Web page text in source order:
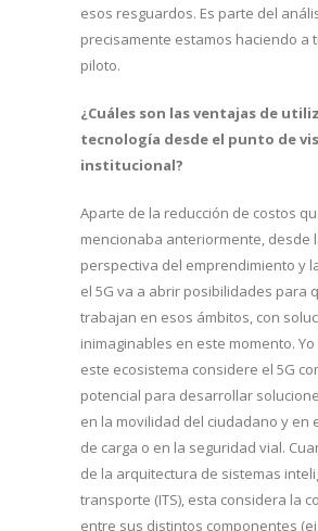
esos resguardos. Es parte del
precisamente estamos haciendo a
piloto.
¿Cuáles son las ventajas de
tecnología desde el punto de
institucional?
Aparte de la reducción de costos
mencionaba anteriormente, desde
perspectiva del emprendimiento y
el 5G va a abrir posibilidades para
trabajan en esos ámbitos, con
inimaginables en este momento.
este ecosistema considere el 5G
potencial para desarrollar
en la movilidad del ciudadano y en
de carga o en la seguridad vial.
de la arquitectura de sistemas
transporte (ITS), esta considera la
entre sus distintos componentes